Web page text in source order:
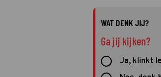
WAT DENK JIJ?
Ga jij kijken?
Ja, klinkt